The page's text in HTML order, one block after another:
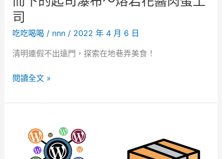
到
台
北
市
含
司
吃吃喝喝 / nnn / 2022 年 4 月 6 日
清明連假不出遠門，探索在地巷弄美食！
【
北
閱讀全文 »